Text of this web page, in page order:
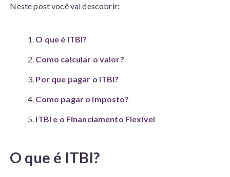
Neste post você vai descobrir:
O que é ITBI?
Como calcular o valor?
Por que pagar o ITBI?
Como pagar o imposto?
ITBI e o Financiamento Flexível
O que é ITBI?